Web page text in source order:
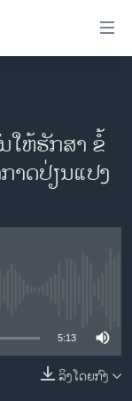
ໃຫ້ຮັກສາ ຂໍ້
າດປ່ຽນແປງ
5:13
ລິງໂດຍກົງ